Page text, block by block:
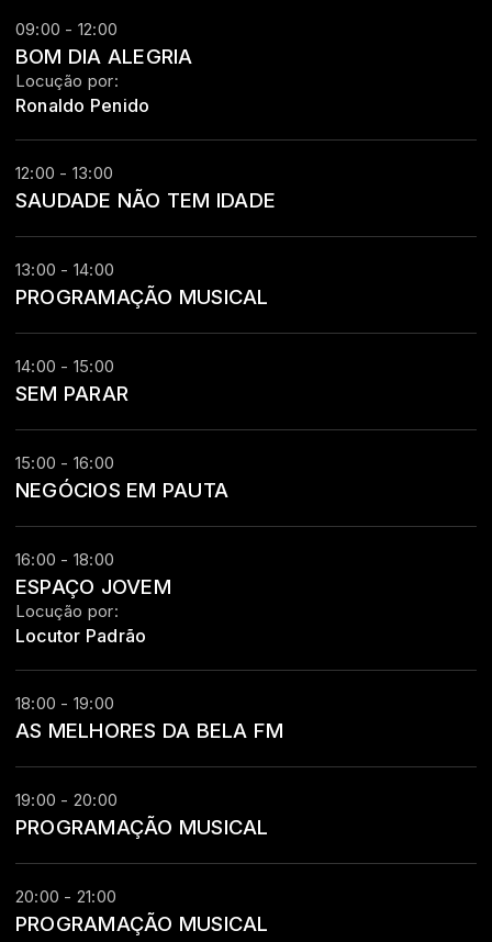
09:00 - 12:00
BOM DIA ALEGRIA
Locução por:
Ronaldo Penido
12:00 - 13:00
SAUDADE NÃO TEM IDADE
13:00 - 14:00
PROGRAMAÇÃO MUSICAL
14:00 - 15:00
SEM PARAR
15:00 - 16:00
NEGÓCIOS EM PAUTA
16:00 - 18:00
ESPAÇO JOVEM
Locução por:
Locutor Padrão
18:00 - 19:00
AS MELHORES DA BELA FM
19:00 - 20:00
PROGRAMAÇÃO MUSICAL
20:00 - 21:00
PROGRAMAÇÃO MUSICAL